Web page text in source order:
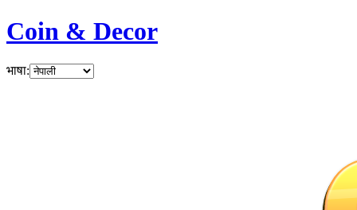
Coin & Decor
भाषा: